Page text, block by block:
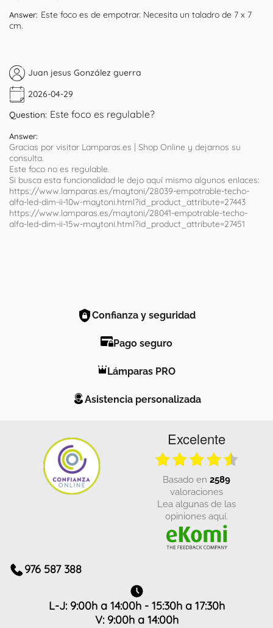
Answer: Este foco es de empotrar. Necesita un taladro de 7 x 7
cm.
Juan jesus González guerra
2026-04-29
Question: Este foco es regulable?
Answer:
Gracias por visitar Lamparas.es | Shop Online y dejarnos su
consulta.
Este foco no es regulable.
Si busca esta funcionalidad le dejo aquí mismo algunos enlaces:
https://www.lamparas.es/maytoni/28039-empotrable-techo-
alfa-led-dim-ii-10w-maytoni.html?id_product_attribute=27443
https://www.lamparas.es/maytoni/28041-empotrable-techo-
alfa-led-dim-ii-15w-maytoni.html?id_product_attribute=27451
Confianza y seguridad
Pago seguro
Lámparas PRO
Asistencia personalizada
Excelente
basado en 2589
valoraciones
Lea algunas de las
opiniones aquí.
976 587 388
L-J: 9:00h a 14:00h - 15:30h a 17:30h
V: 9:00h a 14:00h